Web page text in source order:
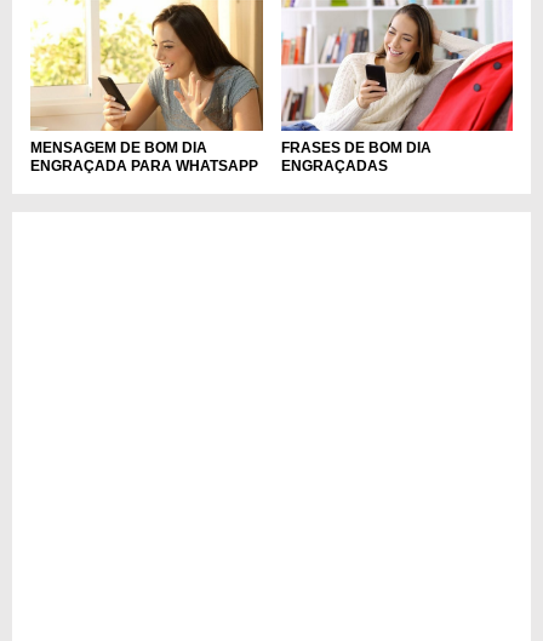
MENSAGEM DE BOM DIA
ENGRAÇADA PARA WHATSAPP
FRASES DE BOM DIA
ENGRAÇADAS